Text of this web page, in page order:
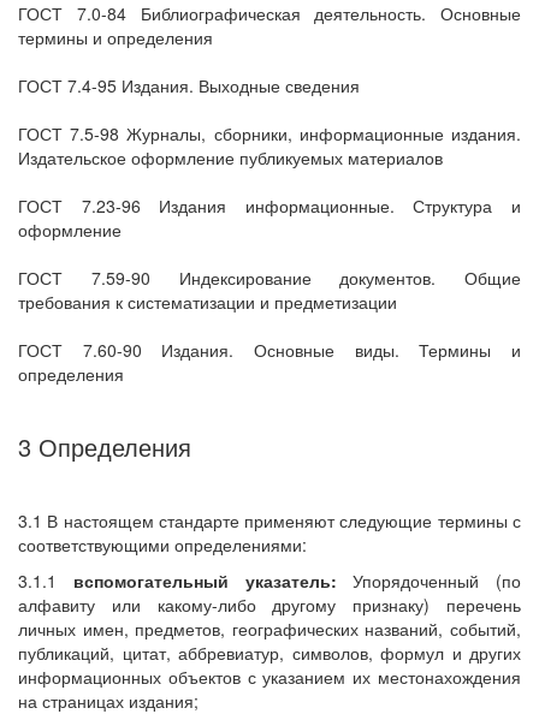
ГОСТ 7.0-84 Библиографическая деятельность. Основные
термины и определения
ГОСТ 7.4-95 Издания. Выходные сведения
ГОСТ 7.5-98 Журналы, сборники, информационные издания.
Издательское оформление публикуемых материалов
ГОСТ 7.23-96 Издания информационные. Структура и
оформление
ГОСТ 7.59-90 Индексирование документов. Общие
требования к систематизации и предметизации
ГОСТ 7.60-90 Издания. Основные виды. Термины и
определения
3 Определения
3.1 В настоящем стандарте применяют следующие термины с
соответствующими определениями:
3.1.1 вспомогательный указатель: Упорядоченный (по
алфавиту или какому-либо другому признаку) перечень
личных имен, предметов, географических названий, событий,
публикаций, цитат, аббревиатур, символов, формул и других
информационных объектов с указанием их местонахождения
на страницах издания;